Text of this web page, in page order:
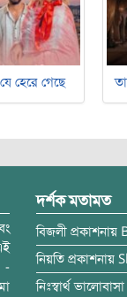
হেরে গেছে
-
দর্শক মতামত
বিজলী প্রকাশনায়
নিয়তি প্রকাশনায়
নিঃস্বার্থ ভালোবাসা